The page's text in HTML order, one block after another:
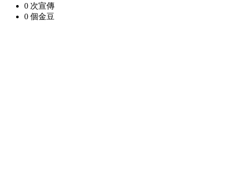
0 次宣傳
0 個金豆